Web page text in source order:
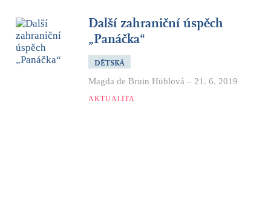
Další zahraniční úspěch
„Panáčka“
DĚTSKÁ
Magda de Bruin Hüblová – 21. 6. 2019
AKTUALITA